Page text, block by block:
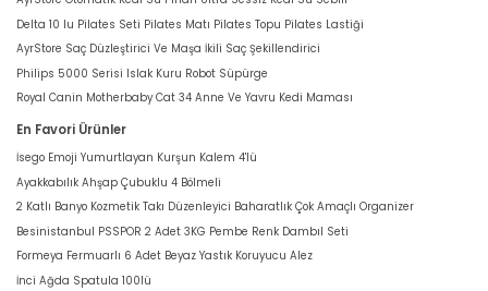
Delta 10 lu Pilates Seti Pilates Matı Pilates Topu Pilates Lastiği
AyrStore Saç Düzleştirici Ve Maşa İkili Saç Şekillendirici
Philips 5000 Serisi Islak Kuru Robot Süpürge
Royal Canin Motherbaby Cat 34 Anne Ve Yavru Kedi Maması
En Favori Ürünler
İsego Emoji Yumurtlayan Kurşun Kalem 4'lü
Ayakkabılık Ahşap Çubuklu 4 Bölmeli
2 Katlı Banyo Kozmetik Takı Düzenleyici Baharatlık Çok Amaçlı Organizer
Besinistanbul PSSPOR 2 Adet 3KG Pembe Renk Dambıl Seti
Formeya Fermuarlı 6 Adet Beyaz Yastık Koruyucu Alez
İnci Ağda Spatula 100lü